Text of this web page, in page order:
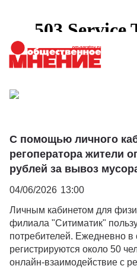
С помощью личного
регоператора жители
рублей за вывоз
04/06/2026 13:00
Личным кабинетом для
филиала "Ситиматик"
потребителей. Ежедневно
регистрируются около 50
онлайн-взаимодействие с